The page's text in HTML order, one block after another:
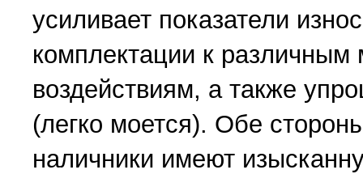
усиливает показатели
комплектации к различным
воздействиям, а также
(легко моется). Обе
наличники имеют